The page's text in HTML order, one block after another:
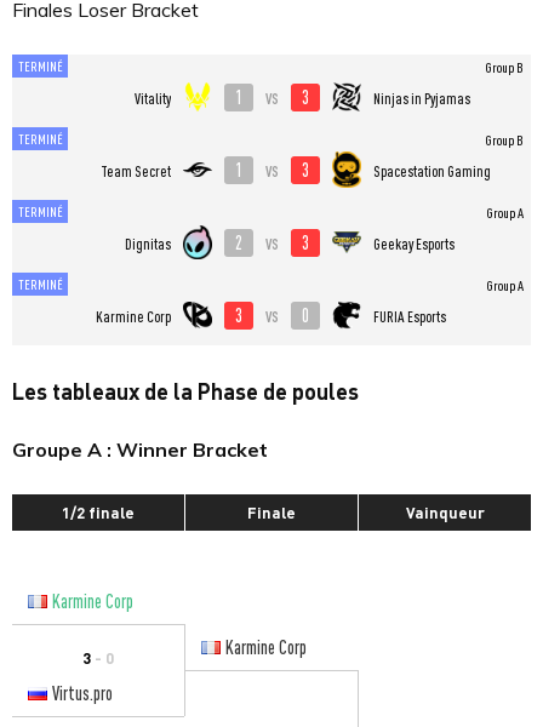
Finales Loser Bracket
TERMINÉ
Vitality 1 vs 3 Ninjas in Pyjamas
Group B
TERMINÉ
Team Secret 1 vs 3 Spacestation Gaming
Group B
TERMINÉ
Dignitas 2 vs 3 Geekay Esports
Group A
TERMINÉ
Karmine Corp 3 vs 0 FURIA Esports
Group A
Les tableaux de la Phase de poules
Groupe A : Winner Bracket
1/2 finale Finale Vainqueur
Karmine Corp
3 - 0
Karmine Corp
Virtus.pro